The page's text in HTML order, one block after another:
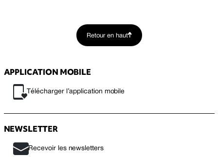
Retour en haut
APPLICATION MOBILE
Télécharger l’application mobile
NEWSLETTER
Recevoir les newsletters